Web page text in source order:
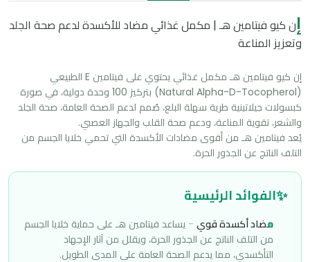
إن كيو فيتامين هـ | مكمل غذائي مضاد للأكسدة لدعم صحة الجلد
وتعزيز المناعة
التلف الناتج عن الجذور الحرة.
✨الفوائد الرئيسية
مضاد أكسدة قوي - يساعد فيتامين هـ على حماية خلايا الجسم
من التلف الناتج عن الجذور الحرة، ويقلل من آثار الإجهاد
التأكسدي، مما يدعم الصحة العامة على المدى الطويل.